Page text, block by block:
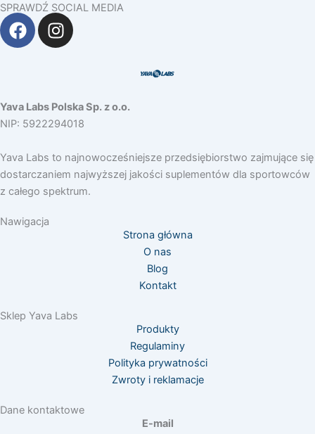
SPRAWDŹ SOCIAL MEDIA
F
a
o
o
I
n
g
r
m
Yava Labs Polska Sp. z o.o.
NIP: 5922294018
Yava Labs to najnowocześniejsze przedsiębiorstwo zajmujące się
dostarczaniem najwyższej jakości suplementów dla sportowców
z całego spektrum.
Nawigacja
Strona główna
O nas
Blog
Kontakt
Sklep Yava Labs
Produkty
Regulaminy
Polityka prywatności
Zwroty i reklamacje
Dane kontaktowe
E-mail